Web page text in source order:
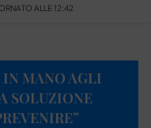
ALLE 12:42
IN MANO AGLI
SOLUZIONE